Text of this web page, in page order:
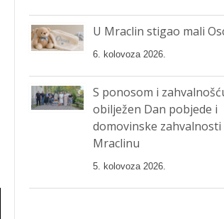
U Mraclin stigao mali
6. kolovoza 2026.
S ponosom i
obilježen Dan pobjede i
domovinske zahvalnosti
Mraclinu
5. kolovoza 2026.